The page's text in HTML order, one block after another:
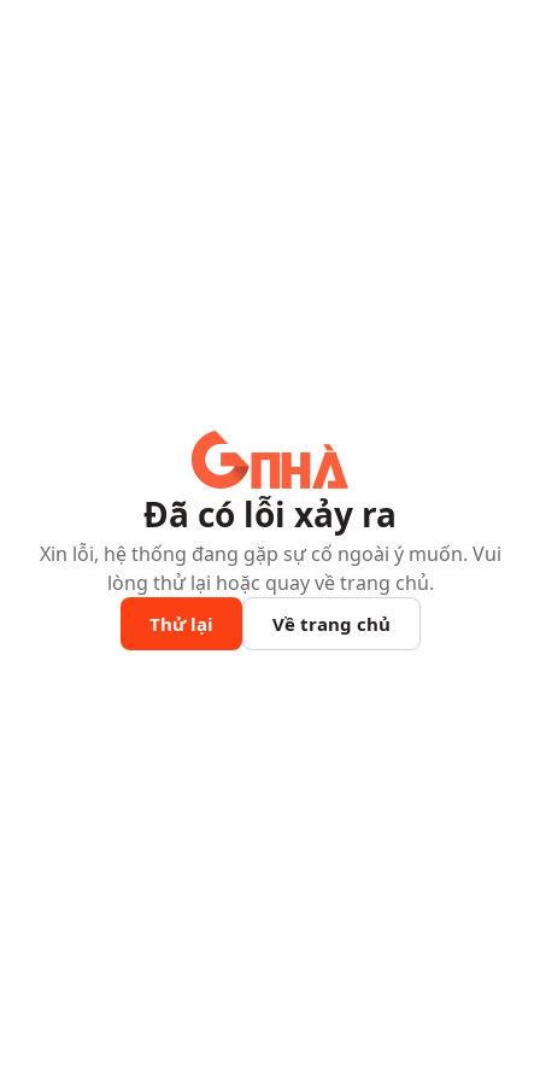
Đã có lỗi xảy ra
Xin lỗi, hệ thống đang gặp sự cố ngoài ý muốn. Vui
lòng thử lại hoặc quay về trang chủ.
Thử lại Về trang chủ